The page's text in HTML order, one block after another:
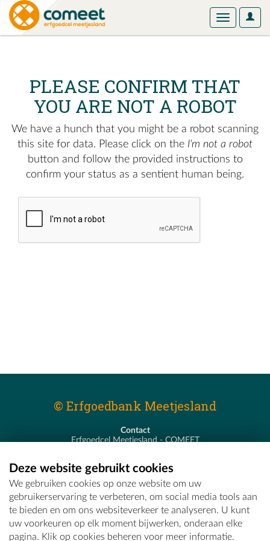
User
Toggle
PLEASE CONFIRM THAT
YOU ARE NOT A ROBOT
We have a hunch that you might be a robot scanning
this site for data. Please click on the I'm not a robot
button and follow the provided instructions to
confirm your status as a sentient human being.
© Erfgoedbank Meetjesland
Contact
Erfgoedcel Meetjesland - COMEET
T - 09 373 75 96
E -erfgoedcel@comeet.be
Deze website gebruikt cookies
We gebruiken cookies op onze website om uw
gebruikerservaring te verbeteren, om social media tools aan
te bieden en om ons websiteverkeer te analyseren. U kunt
uw voorkeuren op elk moment bijwerken, onderaan elke
pagina. Klik op cookies beheren voor meer informatie.